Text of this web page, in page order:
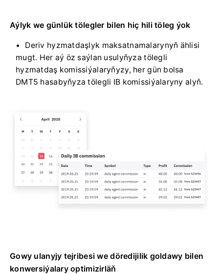
Aýlyk we günlük tölegler bilen hiç hili töleg ýok
Deriv hyzmatdaşlyk maksatnamalarynyň ählisi
mugt. Her aý öz saýlan usulyňyza tölegli
hyzmatdaş komissiýalaryňyzy, her gün bolsa
DMT5 hasabyňyza tölegli IB komissiýalaryny alyň.
Gowy ulanyjy tejribesi we döredijilik goldawy bilen
konwersiýalary optimizirläň